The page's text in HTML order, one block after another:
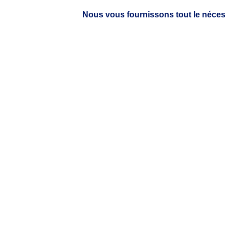
Nous vous fournissons tout le